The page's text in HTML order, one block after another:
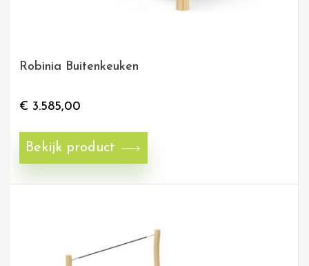
Robinia Buitenkeuken
€ 3.585,00
Bekijk product